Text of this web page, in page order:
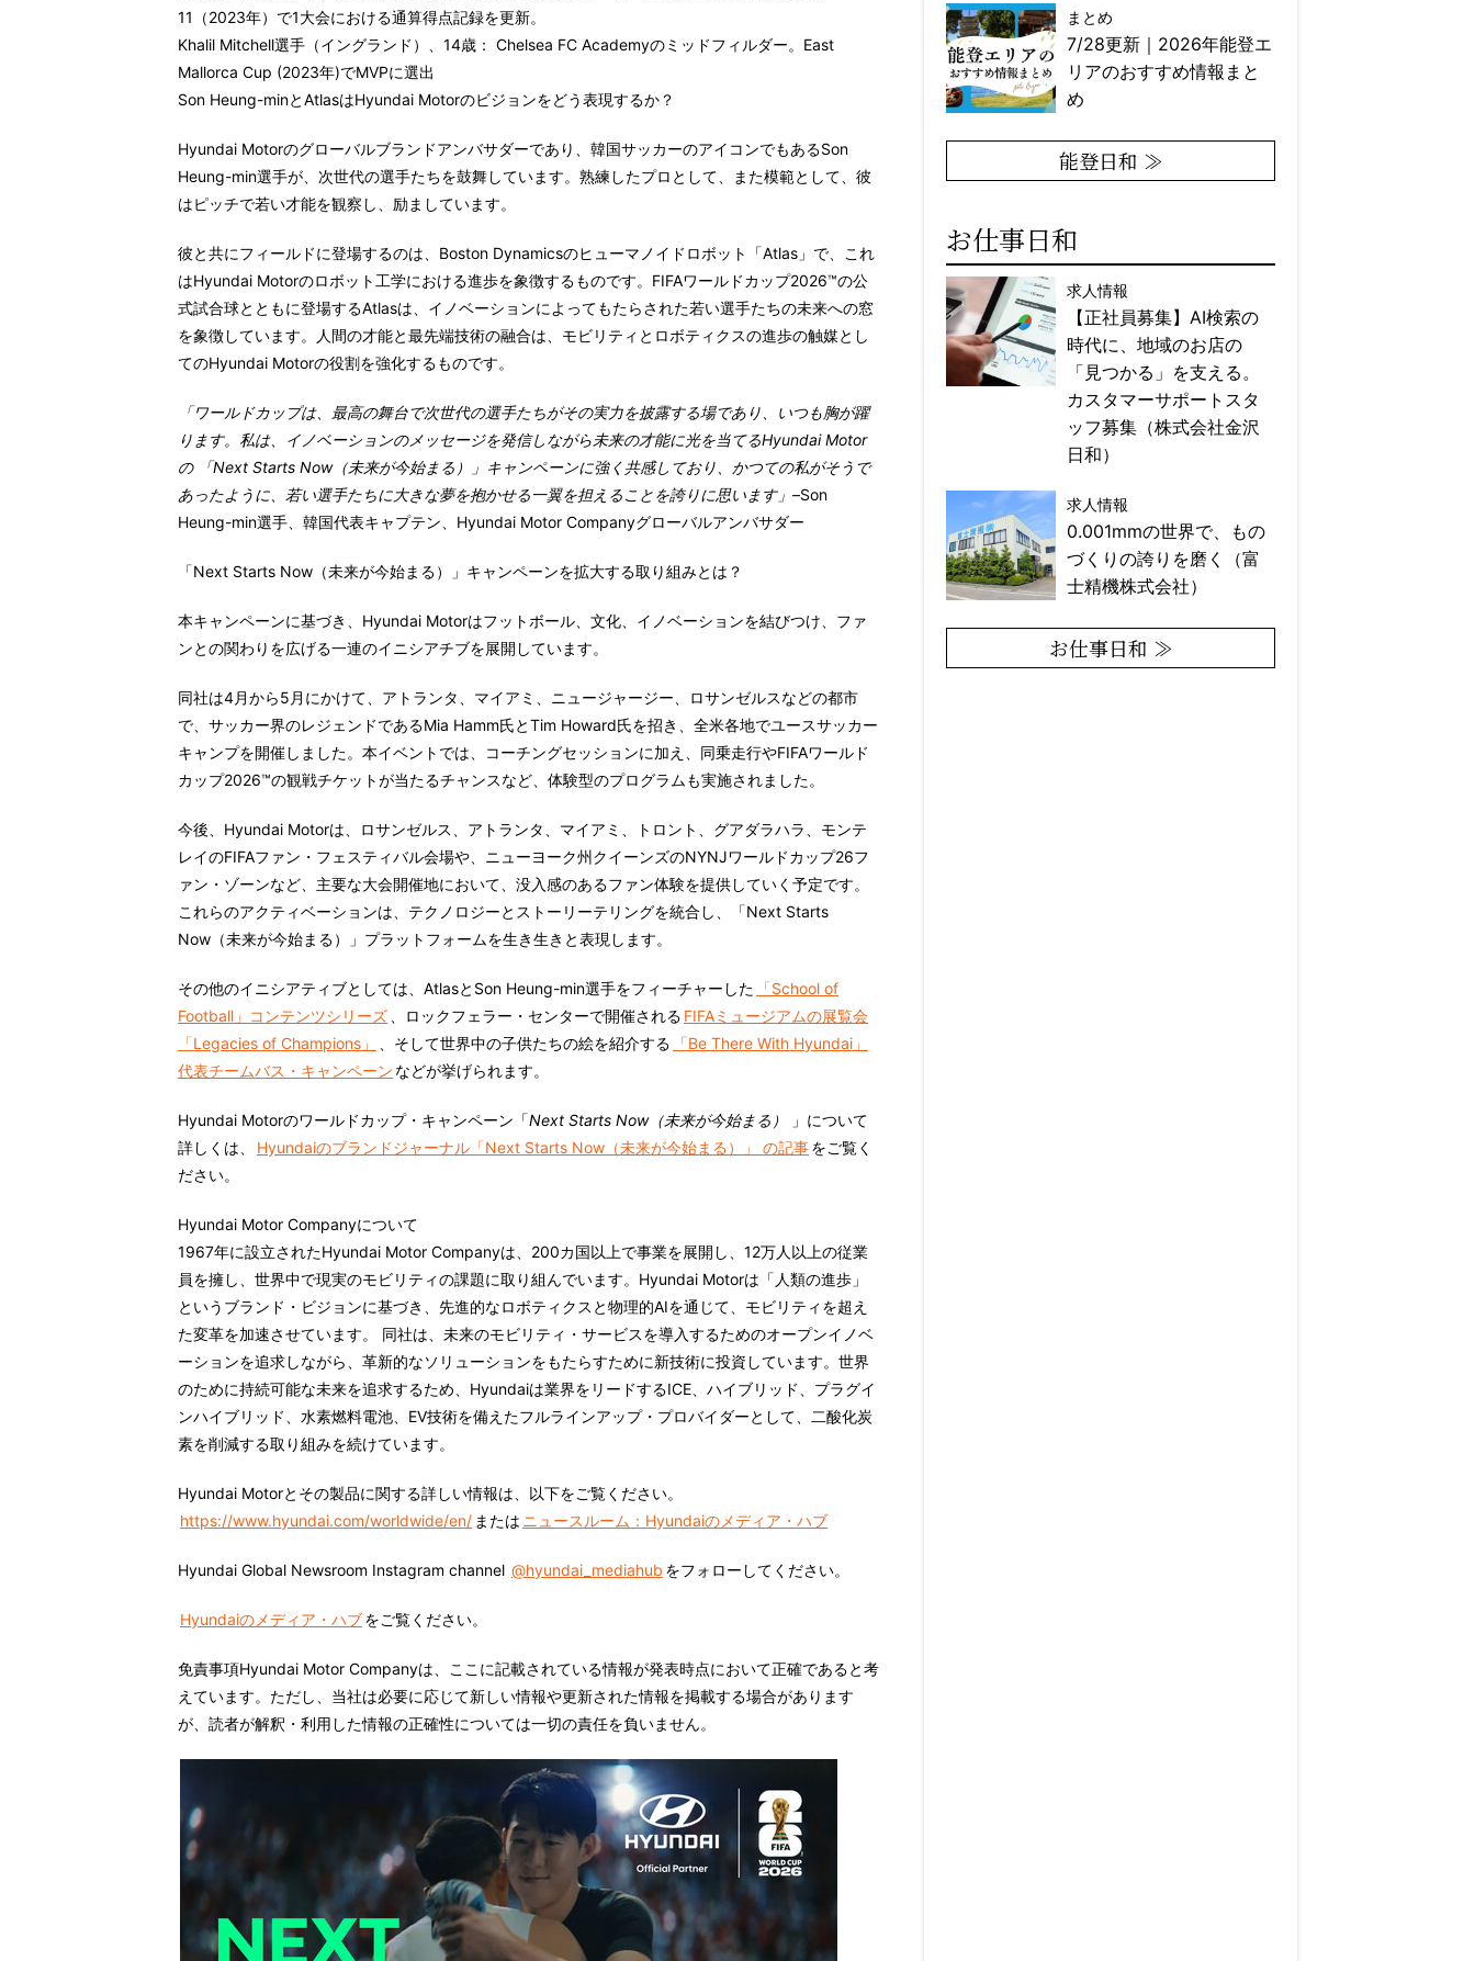
11（2023年）で1大会における通算得点記録を更新。
Khalil Mitchell選手（イングランド）、14歳 ： Chelsea FC Academyのミッドフィルダー。East
Mallorca Cup (2023年)でMVPに選出
Son Heung-minとAtlasはHyundai Motorのビジョンをどう表現するか？
Hyundai Motorのグローバルブランドアンバサダーであり、韓国サッカーのアイコンでもあるSon
Heung-min選手が、次世代の選手たちを鼓舞しています。熟練したプロとして、また模範として、彼
はピッチで若い才能を観察し、励ましています。
彼と共にフィールドに登場するのは、Boston Dynamicsのヒューマノイドロボット「Atlas 」で、これ
はHyundai Motorのロボット工学における進歩を象徴するものです。FIFAワールドカップ2026™の公
式試合球とともに登場するAtlasは、イノベーションによってもたらされた若い選手たちの未来への窓
を象徴しています。人間の才能と最先端技術の融合は、モビリティとロボティクスの進歩の触媒とし
てのHyundai Motorの役割を強化するものです。
「ワールドカップは、最高の舞台で次世代の選手たちがその実力を披露する場であり、いつも胸が躍
ります。私は、イノベーションのメッセージを発信しながら未来の才能に光を当てるHyundai Motor
の 「Next Starts Now（未来が今始まる）」キャンペーンに強く共感しており、かつての私がそうで
あったように、若い選手たちに大きな夢を抱かせる一翼を担えることを誇りに思います」 –Son
Heung-min選手、韓国代表キャプテン、Hyundai Motor Companyグローバルアンバサダー
「Next Starts Now（未来が今始まる）」キャンペーンを拡大する取り組みとは？
本キャンペーンに基づき、Hyundai Motorはフットボール、文化、イノベーションを結びつけ、ファ
ンとの関わりを広げる一連のイニシアチブを展開しています。
同社は4月から5月にかけて、アトランタ、マイアミ、ニュージャージー、ロサンゼルスなどの都市
で、サッカー界のレジェンドであるMia Hamm氏とTim Howard氏を招き、全米各地でユースサッカー
キャンプを開催しました。本イベントでは、コーチングセッションに加え、同乗走行やFIFAワールド
カップ2026™の観戦チケットが当たるチャンスなど、体験型のプログラムも実施されました。
今後、Hyundai Motorは、ロサンゼルス、アトランタ、マイアミ、トロント、グアダラハラ、モンテ
レイのFIFAファン・フェスティバル会場や、ニューヨーク州クイーンズのNYNJワールドカップ26フ
ァン・ゾーンなど、主要な大会開催地において、没入感のあるファン体験を提供していく予定です。
これらのアクティベーションは、テクノロジーとストーリーテリングを統合し、「Next Starts
Now（未来が今始まる）」プラットフォームを生き生きと表現します。
その他のイニシアティブとしては、AtlasとSon Heung-min選手をフィーチャーした
「School of
Football」コンテンツシリーズ
、ロックフェラー・センターで開催される FIFAミュージアムの展覧会
「Legacies of Champions」
、そして世界中の子供たちの絵を紹介する
「Be There With Hyundai」
代表チームバス・キャンペーン などが挙げられます。
Hyundai Motorのワールドカップ・キャンペーン「Next Starts Now（未来が今始まる）
」について
詳しくは、
Hyundaiのブランドジャーナル「Next Starts Now（未来が今始まる）」 の記事をご覧く
ださい。
Hyundai Motor Companyについて
1967年に設立されたHyundai Motor Companyは、200カ国以上で事業を展開し、12万人以上の従業
員を擁し、世界中で現実のモビリティの課題に取り組んでいます。Hyundai Motorは「人類の進歩」
というブランド・ビジョンに基づき、先進的なロボティクスと物理的AIを通じて、モビリティを超え
た変革を加速させています。 同社は、未来のモビリティ・サービスを導入するためのオープンイノベ
ーションを追求しながら、革新的なソリューションをもたらすために新技術に投資しています。世界
のために持続可能な未来を追求するため、Hyundaiは業界をリードするICE、ハイブリッド、プラグイ
ンハイブリッド、水素燃料電池、EV技術を備えたフルラインアップ・プロバイダーとして、二酸化炭
素を削減する取り組みを続けています。
Hyundai Motorとその製品に関する詳しい情報は、以下をご覧ください。
https://www.hyundai.com/worldwide/en/ または ニュースルーム：Hyundaiのメディア・ハブ
Hyundai Global Newsroom Instagram channel @hyundai_mediahub をフォローしてください。
Hyundaiのメディア・ハブをご覧ください。
免責事項Hyundai Motor Companyは、ここに記載されている情報が発表時点において正確であると考
えています。ただし、当社は必要に応じて新しい情報や更新された情報を掲載する場合があります
が、読者が解釈・利用した情報の正確性については一切の責任を負いません。
まとめ
7/28更新｜2026年能登エ
リアのおすすめ情報まと
め
能登日和 ≫
お仕事日和
求人情報
【正社員募集】AI検索の
時代に、地域のお店の
「見つかる」を支える。
カスタマーサポートスタ
ッフ募集（株式会社金沢
日和）
求人情報
0.001mmの世界で、もの
づくりの誇りを磨く（富
士精機株式会社）
お仕事日和 ≫